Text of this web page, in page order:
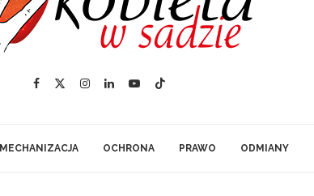
MECHANIZACJA OCHRONA PRAWO ODMIANY